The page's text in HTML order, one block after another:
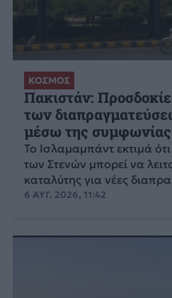
ΚΟΣΜΟΣ
Πακιστάν:
των
μέσω της συμφωνίας
Το Ισλαμαμπάντ εκτιμά
των Στενών μπορεί να
καταλύτης για νέες
6 ΑΥΓ. 2026, 11:42